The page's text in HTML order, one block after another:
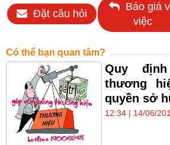
Đặt câu hỏi
Báo giá
việc
Có thể bạn quan tâm?
Quy
thương
quyền sở
12:34 | 14/06/